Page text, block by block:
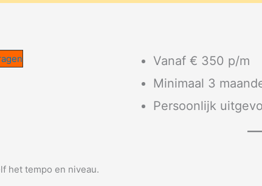
Vanaf € 350 p/m
Minimaal 3
Persoonlijk
het tempo en niveau.